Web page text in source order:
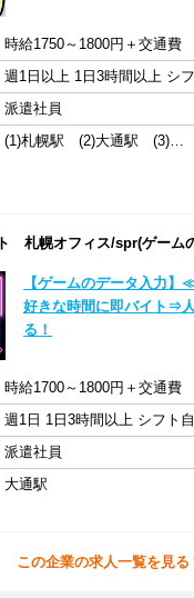
時給1750～1800円＋交通費
派遣社員
(1)札幌駅 (2)大通駅 (3)さっぽろ駅
札幌オフィス/spr(ゲーム
【ゲームのデータ入力
好きな時間に即バイト⇒
る！
時給1700～1800円＋交通費
週1日 1日3時間以上 シフト
派遣社員
大通駅
この企業の求人一覧を見る